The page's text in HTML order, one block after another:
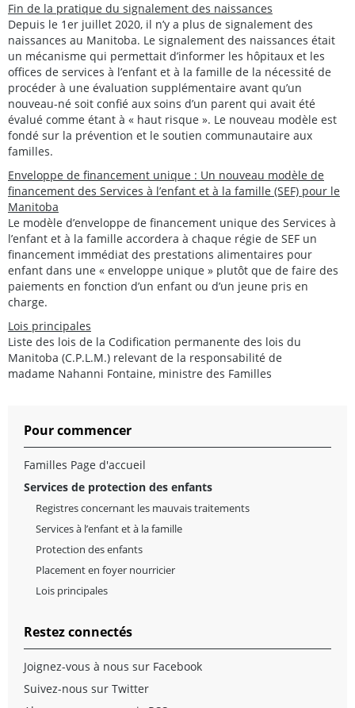
Fin de la pratique du signalement des naissances
Depuis le 1er juillet 2020, il n’y a plus de signalement des
naissances au Manitoba. Le signalement des naissances était
un mécanisme qui permettait d’informer les hôpitaux et les
offices de services à l’enfant et à la famille de la nécessité de
procéder à une évaluation supplémentaire avant qu’un
nouveau-né soit confié aux soins d’un parent qui avait été
évalué comme étant à « haut risque ». Le nouveau modèle est
fondé sur la prévention et le soutien communautaire aux
familles.
Enveloppe de financement unique : Un nouveau modèle de
financement des Services à l’enfant et à la famille (SEF) pour le
Manitoba
Le modèle d’enveloppe de financement unique des Services à
l’enfant et à la famille accordera à chaque régie de SEF un
financement immédiat des prestations alimentaires pour
enfant dans une « enveloppe unique » plutôt que de faire des
paiements en fonction d’un enfant ou d’un jeune pris en
charge.
Lois principales
Liste des lois de la Codification permanente des lois du
Manitoba (C.P.L.M.) relevant de la responsabilité de
madame Nahanni Fontaine, ministre des Familles
Pour commencer
Familles Page d'accueil
Services de protection des enfants
Registres concernant les mauvais traitements
Services à l’enfant et à la famille
Protection des enfants
Placement en foyer nourricier
Lois principales
Restez connectés
Joignez-vous à nous sur Facebook
Suivez-nous sur Twitter